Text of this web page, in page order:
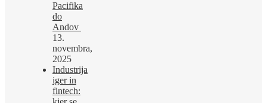
Pacifika
do
Andov
13.
novembra,
2025
Industrija
iger in
fintech: